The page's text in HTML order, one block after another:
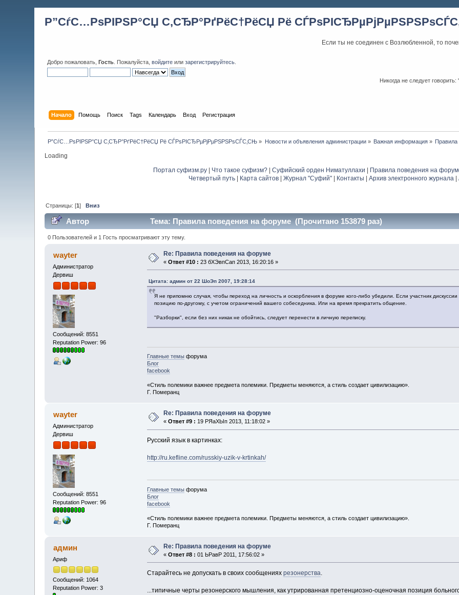
Р”СѓС…РѕРІРЅР°СЏ С‚СЂР°РґРёС†РёСЏ Рё
Если ты не соединен с Возлюбленной, то
Добро пожаловать,Гость . Пожалуйста,войдите илизарегистрируйтесь
Никогда не следует
Начало Помощь Поиск Tags Календарь Вход Регистрация
Р”СѓС…РѕРІРЅР°СЏ С‚СЂР°РґРёС†РёСЏ Рё СЃРѕРІСЂРµРјРµРЅРЅРѕСЃС‚СЊ » Новости и объявления администрации» Важная информация »
Loading
Портал суфизм.ру Что такое суфизм? Суфийский орден Ниматуллахи Правила поведения на
Четвертый путь| Карта сайтов| Журнал "Суфий"| Контакты Архив электронного журнала|
Страницы: [1]Вниз
Автор Тема: Правила поведения на форуме (Прочитано 153879 раз)
0 Пользователей и 1 Гость просматривают эту тему.
wayter
Администратор
Дервиш
Сообщений: 8551
Reputation Power: 96
Re: Правила поведения на форуме
«Ответ #10 : 23 бХЭвпСап 2013, 16:20:16 »
Цитата: админ от 22 ШоЭп 2007, 19:28:14
Я не припомню случая, чтобы переход на личность и оскорбления в форуме кого-либо убедили. Если участник
позицию по-другому, с учетом ограничений вашего собеседника. Или на время прекратить общение.
"Разборки", если без них никак не обойтись, следует перенести в личную переписку.
Главные темыфорума
Блог
facebook
«Стиль полемики важнее предмета полемики. Предметы меняются, а стиль создает цивилизацию».
Г. Померанц
wayter
Администратор
Дервиш
Сообщений: 8551
Reputation Power: 96
Re: Правила поведения на форуме
«Ответ #9 : 19 РЯаХЫп 2013, 11:18:02 »
Русский язык в картинках:
http://ru.kefline.com/russkiy-uzik-v-krtinkah/
Главные темыфорума
Блог
facebook
«Стиль полемики важнее предмета полемики. Предметы меняются, а стиль создает цивилизацию».
Г. Померанц
админ
Ариф
Сообщений: 1064
Reputation Power: 3
Re: Правила поведения на форуме
«Ответ #8 : 01 ЬРавР 2011, 17:56:02 »
Старайтесь не допускать в своих сообщениях резонерства.
...типичные черты резонерского мышления, как утрированная претенциозно-оценочная позиция